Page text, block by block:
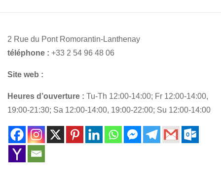
2 Rue du Pont Romorantin-Lanthenay
téléphone : +33 2 54 96 48 06
Site web :
Heures d’ouverture : Tu-Th 12:00-14:00; Fr 12:00-14:00,
19:00-21:30; Sa 12:00-14:00, 19:00-22:00; Su 12:00-14:00